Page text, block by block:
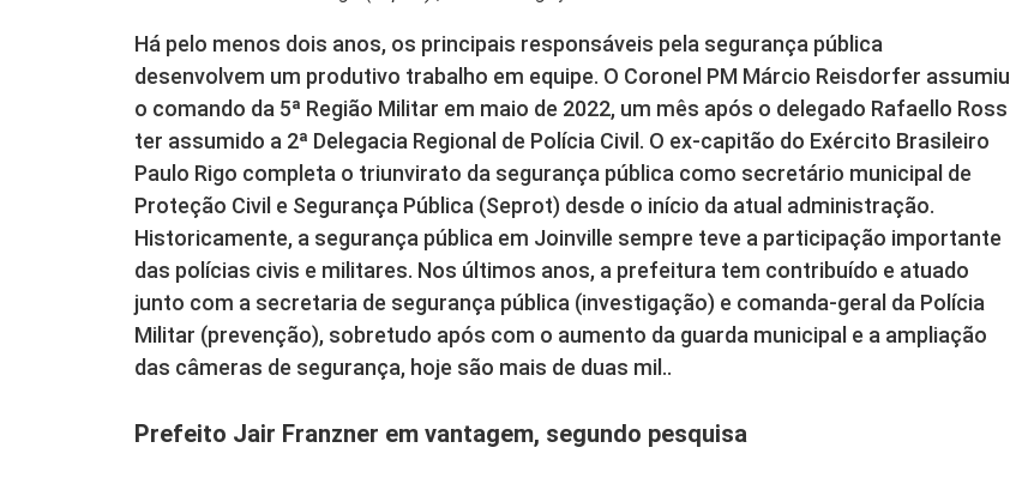
Há pelo menos dois anos, os principais responsáveis pela segurança pública
desenvolvem um produtivo trabalho em equipe. O Coronel PM Márcio Reisdorfer assumiu
o comando da 5ª Região Militar em maio de 2022, um mês após o delegado Rafaello Ross
ter assumido a 2ª Delegacia Regional de Polícia Civil. O ex-capitão do Exército Brasileiro
Paulo Rigo completa o triunvirato da segurança pública como secretário municipal de
Proteção Civil e Segurança Pública (Seprot) desde o início da atual administração.
Historicamente, a segurança pública em Joinville sempre teve a participação importante
das polícias civis e militares. Nos últimos anos, a prefeitura tem contribuído e atuado
junto com a secretaria de segurança pública (investigação) e comanda-geral da Polícia
Militar (prevenção), sobretudo após com o aumento da guarda municipal e a ampliação
das câmeras de segurança, hoje são mais de duas mil..
Prefeito Jair Franzner em vantagem, segundo pesquisa